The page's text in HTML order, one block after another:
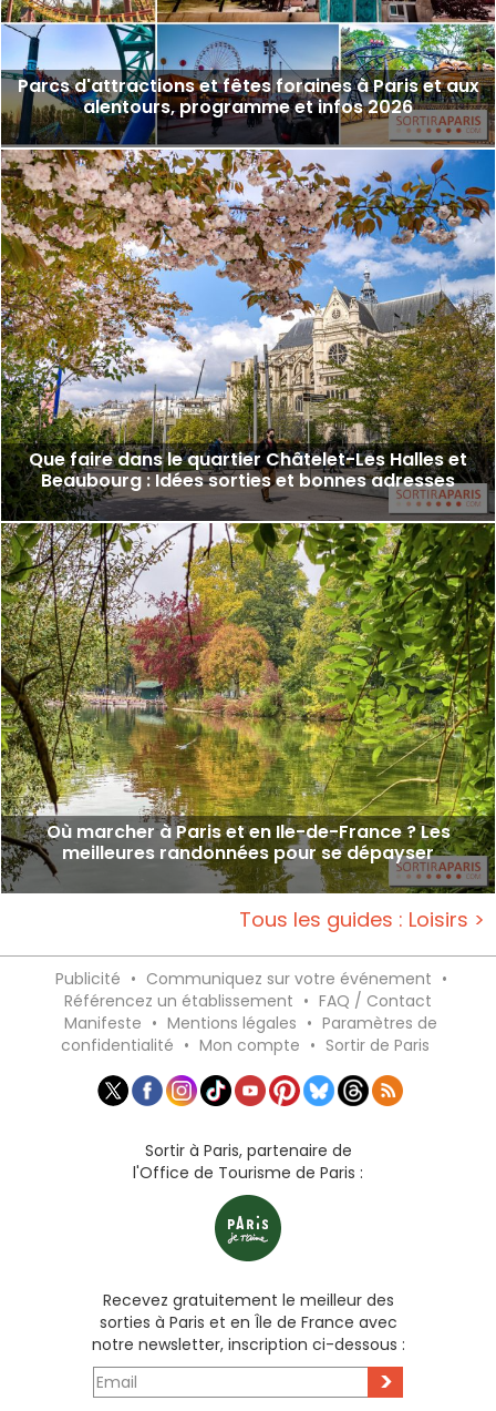
Parcs d'attractions et fêtes foraines à Paris et aux
alentours, programme et infos 2026
Que faire dans le quartier Châtelet-Les Halles et
Beaubourg : Idées sorties et bonnes adresses
Où marcher à Paris et en Ile-de-France ? Les
meilleures randonnées pour se dépayser
Tous les guides : Loisirs >
Publicité • Communiquez sur votre événement •
Référencez un établissement • FAQ / Contact
Manifeste • Mentions légales • Paramètres de
confidentialité • Mon compte • Sortir de Paris
Sortir à Paris, partenaire de
l'Office de Tourisme de Paris :
Recevez gratuitement le meilleur des
sorties à Paris et en Île de France avec
notre newsletter, inscription ci-dessous :
>